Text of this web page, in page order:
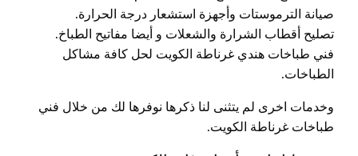
صيانة الترموستات وأجهزة استشعار درجة الحرارة.
تصليح أقطاب الشرارة والشعلات و أيضا مفاتيح الطباخ.
فني طباخات هندي غرناطة الكويت لحل كافة مشاكل
الطباخات.
وخدمات اخرى لم يتثنى لنا ذكرها نوفرها لك من خلال فني
طباخات غرناطة الكويت.